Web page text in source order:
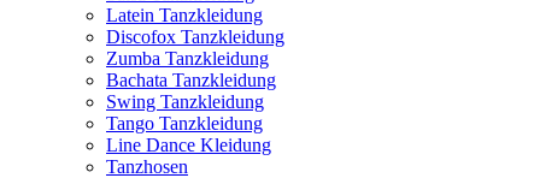
Latein Tanzkleidung
Discofox Tanzkleidung
Zumba Tanzkleidung
Bachata Tanzkleidung
Swing Tanzkleidung
Tango Tanzkleidung
Line Dance Kleidung
Tanzhosen